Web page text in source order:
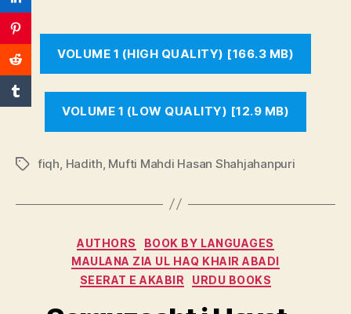
VOLUME 1 (HIGH QUALITY) [166.3 MB)
VOLUME 1 (LOW QUALITY) [12.9 MB)
Tagsfiqh Hadith Mufti Mahdi Hasan Shahjahanpuri
Categories
AUTHORS
BOOK BY LANGUAGES
MAULANA ZIA UL HAQ KHAIR ABADI
SEERAT E AKABIR
URDU BOOKS